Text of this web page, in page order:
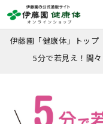
伊藤園「健康体」トップ
5分で若見え！間